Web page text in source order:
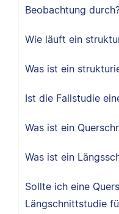
Beobachtung
Wie läuft ein
Was ist ein
Ist die Fallstudie
Was ist ein
Was ist ein
Sollte ich eine
Längschnittstudie